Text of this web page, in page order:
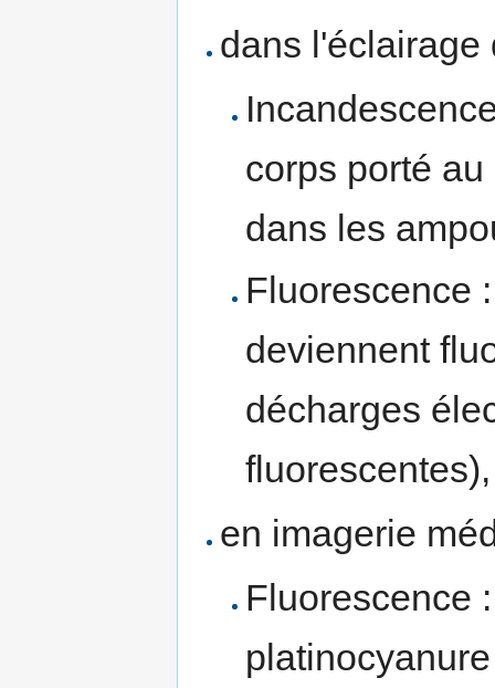
dans l'éclairage
corps porté
dans les
Fluorescence
deviennent
décharges
en imagerie
Fluorescence